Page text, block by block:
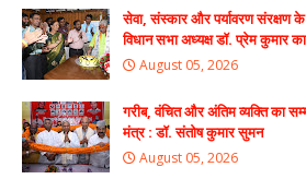
सेवा, संस्कार और पर्यावरण संरक्षण
विधान सभा अध्यक्ष डॉ. प्रेम कुमार
August 05, 2026
गरीब, वंचित और अंतिम व्यक्ति का
मंत्र : डॉ. संतोष कुमार सुमन
August 05, 2026